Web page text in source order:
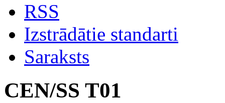
RSS
Izstrādātie standarti
Saraksts
CEN/SS T01